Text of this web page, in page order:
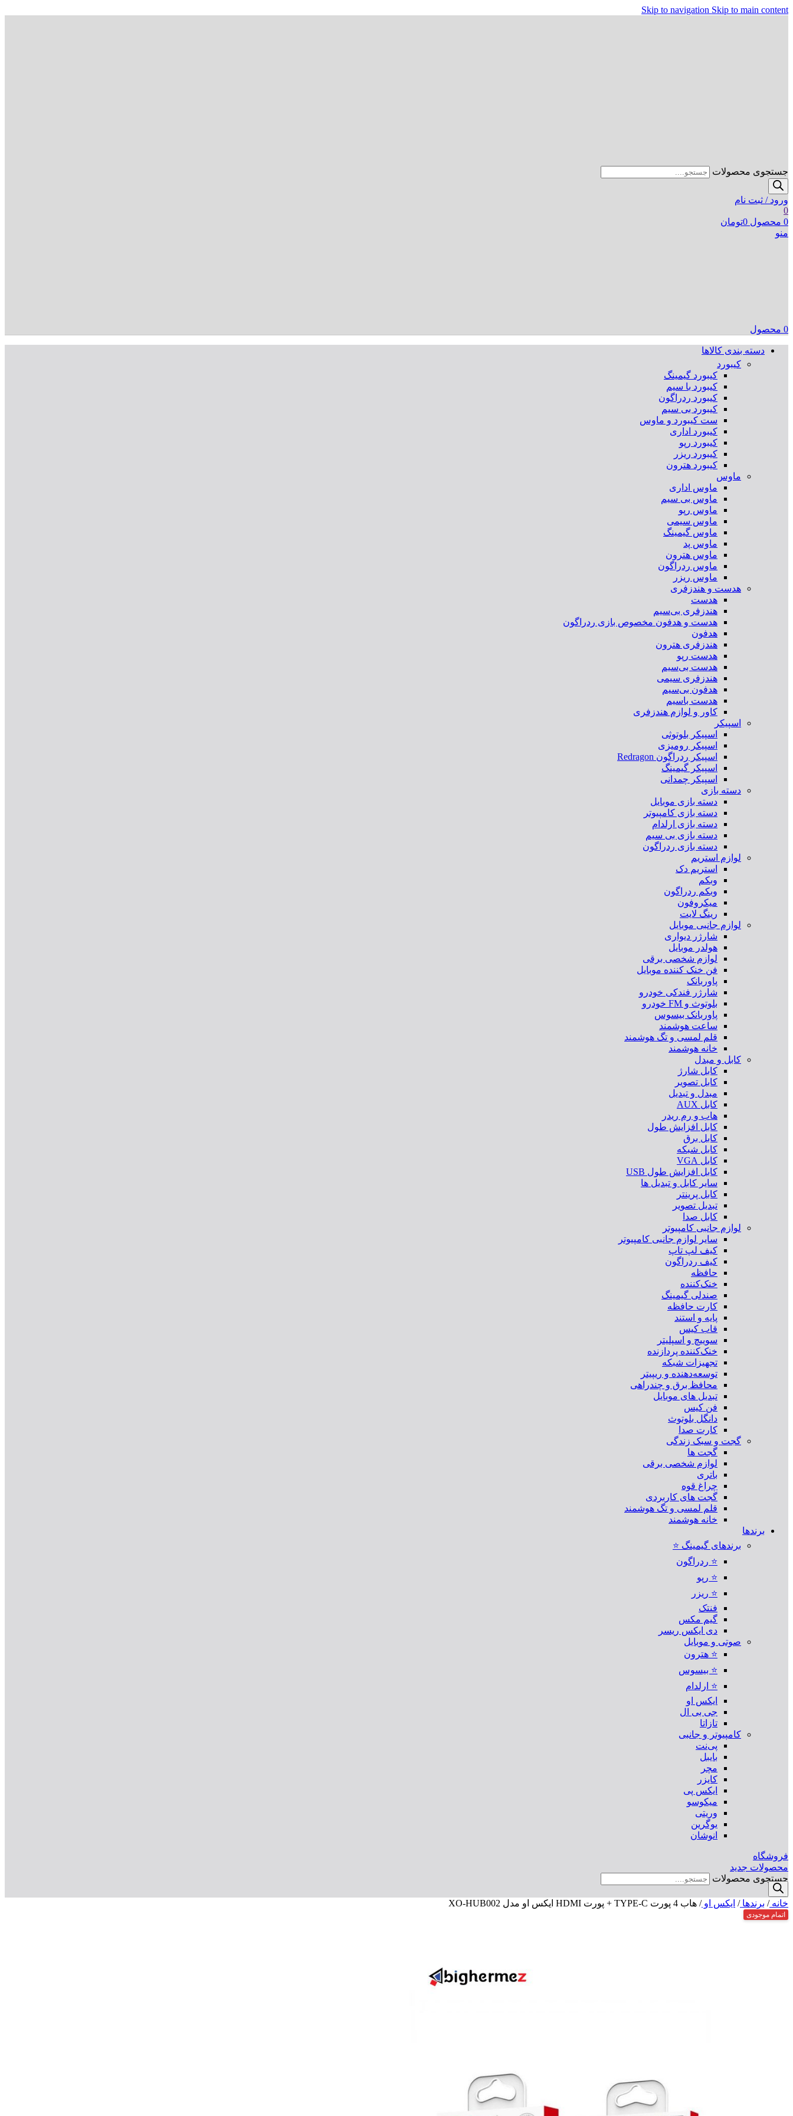
Skip to navigation Skip to main content
جستجوی محصولات
ورود / ثبت نام
0
0 محصول 0تومان
منو
0 محصول
دسته بندی کالاها
کیبورد
کیبورد گیمینگ
کیبورد با سیم
کیبورد ردراگون
کیبورد بی سیم
ست کیبورد و ماوس
کیبورد اداری
کیبورد رپو
کیبورد ریزر
کیبورد هترون
ماوس
ماوس اداری
ماوس بی سیم
ماوس رپو
ماوس سیمی
ماوس گیمینگ
ماوس پد
ماوس هترون
ماوس ردراگون
ماوس ریزر
هدست و هندزفری
هدست
هندزفری بی‌سیم
هدست و هدفون مخصوص بازی ردراگون
هدفون
هندزفری هترون
هدست رپو
هدست بی‌سیم
هندزفری سیمی
هدفون بی‌سیم
هدست باسیم
کاور و لوازم هندزفری
اسپیکر
اسپیکر بلوتوثی
اسپیکر رومیزی
اسپیکر ردراگون Redragon
اسپیکر گیمینگ
اسپیکر چمدانی
دسته بازی
دسته بازی موبایل
دسته بازی کامپیوتر
دسته بازی ارلدام
دسته بازی بی سیم
دسته بازی ردراگون
لوازم استریم
استریم دک
وبکم
وبکم ردراگون
میکروفون
رینگ لایت
لوازم جانبی موبایل
شارژر دیواری
هولدر موبایل
لوازم شخصی برقی
فن خنک کننده موبایل
پاوربانک
شارژر فندکی خودرو
بلوتوث و FM خودرو
پاوربانک بیسوس
ساعت هوشمند
قلم لمسی و تگ هوشمند
خانه هوشمند
کابل و مبدل
کابل شارژ
کابل تصویر
مبدل و تبدیل
کابل AUX
هاب و رم ریدر
کابل افزایش طول
کابل برق
کابل شبکه
کابل VGA
کابل افزایش طول USB
سایر کابل و تبدیل ها
کابل پرینتر
تبدیل تصویر
کابل صدا
لوازم جانبی کامپیوتر
سایر لوازم جانبی کامپیوتر
کیف لپ تاپ
کیف ردراگون
حافظه
خنک‌کننده
صندلی گیمینگ
کارت حافظه
پایه و استند
قاب کیس
سوییچ و اسپلیتر
خنک‌کننده پردازنده
تجهیزات شبکه
توسعه‌دهنده و ریپیتر
محافظ برق و چندراهی
تبدیل های موبایل
فن کیس
دانگل بلوتوث
کارت صدا
گجت و سبک زندگی
گجت ها
لوازم شخصی برقی
باتری
چراغ قوه
گجت های کاربردی
قلم لمسی و تگ هوشمند
خانه هوشمند
برندها
برندهای گیمینگ ⭐
⭐ ردراگون
⭐ رپو
⭐ ریزر
فنتک
گیم مکس
دی ایکس ریسر
صوتی و موبایل
⭐ هترون
⭐ بیسوس
⭐ ارلدام
ایکس او
جی بی ال
تازاتا
کامپیوتر و جانبی
پی‌نت
بایبل
مچر
کایزر
ایکس پی
میکوسو
وریتی
یوگرین
انوشان
فروشگاه
محصولات جدید
جستجوی محصولات
خانه/ برندها/ ایکس او/ هاب 4 پورت TYPE-C + پورت HDMI ایکس او مدل XO-HUB002
اتمام موجودی